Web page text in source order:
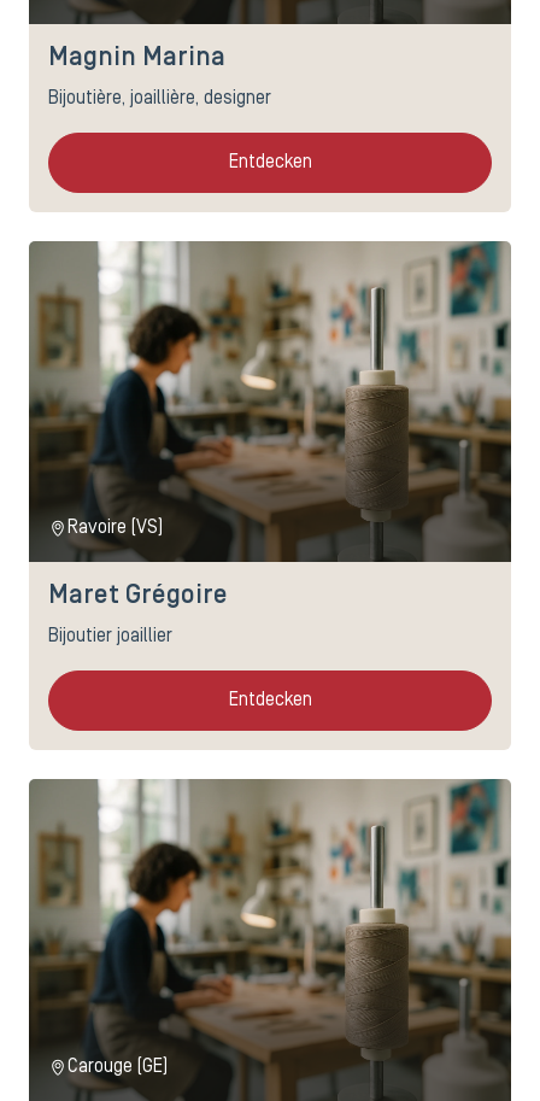
Magnin Marina
Bijoutière, joaillière, designer
Entdecken
Ravoire (VS)
Maret Grégoire
Bijoutier joaillier
Entdecken
Carouge (GE)